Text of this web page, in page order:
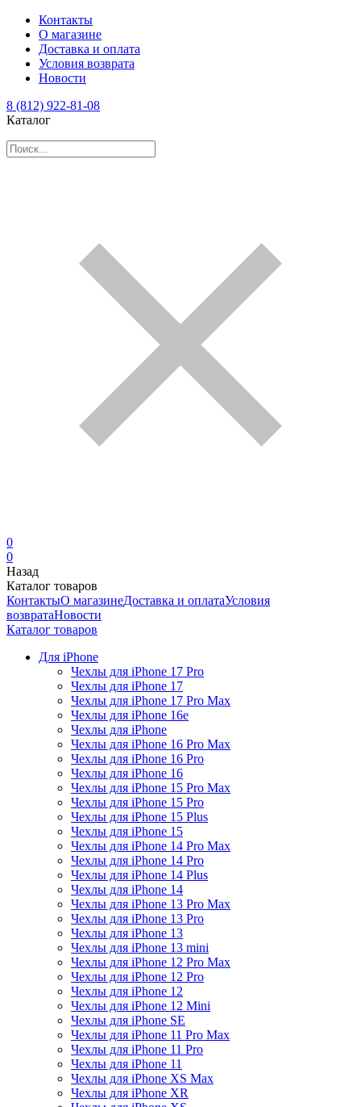
Контакты
О магазине
Доставка и оплата
Условия возврата
Новости
8 (812) 922-81-08
Каталог
0
0
Назад
Каталог товаров
КонтактыО магазинеДоставка и оплатаУсловия
возвратаНовости
Каталог товаров
Для iPhone
Чехлы для iPhone 17 Pro
Чехлы для iPhone 17
Чехлы для iPhone 17 Pro Max
Чехлы для iPhone 16e
Чехлы для iPhone
Чехлы для iPhone 16 Pro Max
Чехлы для iPhone 16 Pro
Чехлы для iPhone 16
Чехлы для iPhone 15 Pro Max
Чехлы для iPhone 15 Pro
Чехлы для iPhone 15 Plus
Чехлы для iPhone 15
Чехлы для iPhone 14 Pro Max
Чехлы для iPhone 14 Pro
Чехлы для iPhone 14 Plus
Чехлы для iPhone 14
Чехлы для iPhone 13 Pro Max
Чехлы для iPhone 13 Pro
Чехлы для iPhone 13
Чехлы для iPhone 13 mini
Чехлы для iPhone 12 Pro Max
Чехлы для iPhone 12 Pro
Чехлы для iPhone 12
Чехлы для iPhone 12 Mini
Чехлы для iPhone SE
Чехлы для iPhone 11 Pro Max
Чехлы для iPhone 11 Pro
Чехлы для iPhone 11
Чехлы для iPhone XS Max
Чехлы для iPhone XR